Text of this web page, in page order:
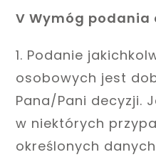
V Wymóg
1. Podanie
osobowych jest
Pana/Pani decyzji.
w niektórych
określonych